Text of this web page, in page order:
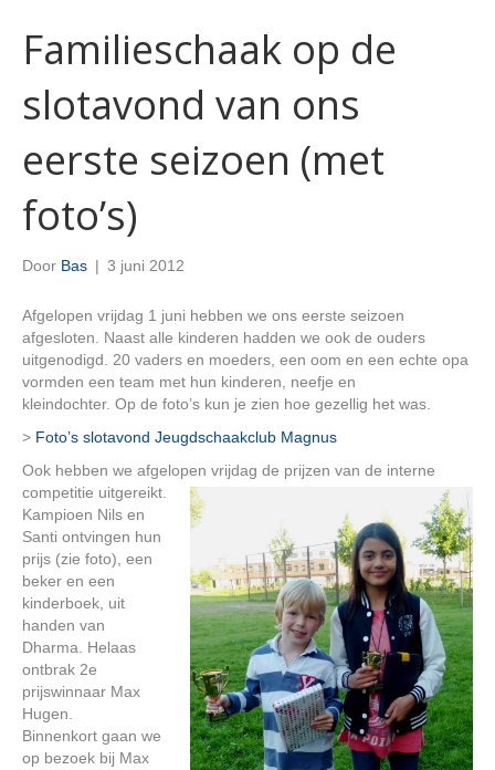
Familieschaak op de
slotavond van ons
eerste seizoen (met
foto’s)
Door Bas | 3 juni 2012
Afgelopen vrijdag 1 juni hebben we ons eerste seizoen
afgesloten. Naast alle kinderen hadden we ook de ouders
uitgenodigd. 20 vaders en moeders, een oom en een echte opa
vormden een team met hun kinderen, neefje en
kleindochter. Op de foto’s kun je zien hoe gezellig het was.
> Foto’s slotavond Jeugdschaakclub Magnus
Ook hebben we afgelopen vrijdag de prijzen van de interne
competitie uitgereikt.
Kampioen Nils en
Santi ontvingen hun
prijs (zie foto), een
beker en een
kinderboek, uit
handen van
Dharma. Helaas
ontbrak 2e
prijswinnaar Max
Hugen.
Binnenkort gaan we
op bezoek bij Max